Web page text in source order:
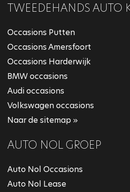
TWEEDEHANDS AUTO
Occasions Putten
Occasions Amersfoort
Occasions Harderwijk
BMW occasions
Audi occasions
Volkswagen occasions
Naar de sitemap »
AUTO NOL GROEP
Auto Nol Occasions
Auto Nol Lease